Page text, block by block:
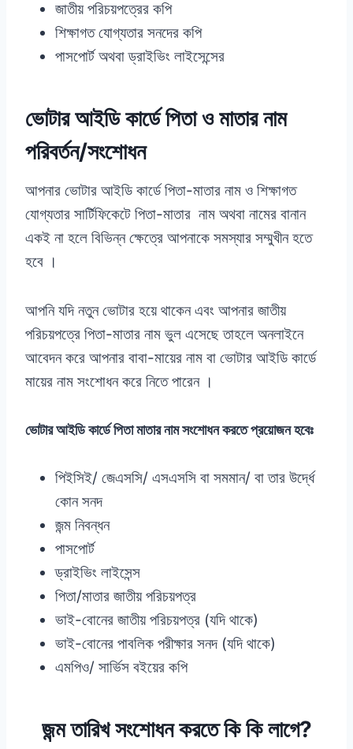
জাতীয় পরিচয়পত্রের কপি
শিক্ষাগত যোগ্যতার সনদের কপি
পাসপোর্ট অথবা ড্রাইভিং লাইসেন্সের
ভোটার আইডি কার্ডে পিতা ও মাতার নাম
পরিবর্তন/সংশোধন
আপনার ভোটার আইডি কার্ডে পিতা-মাতার নাম ও শিক্ষাগত
যোগ্যতার সার্টিফিকেটে পিতা-মাতার নাম অথবা নামের বানান
একই না হলে বিভিন্ন ক্ষেত্রে আপনাকে সমস্যার সম্মুখীন হতে
হবে ।
আপনি যদি নতুন ভোটার হয়ে থাকেন এবং আপনার জাতীয়
পরিচয়পত্রে পিতা-মাতার নাম ভুল এসেছে তাহলে অনলাইনে
আবেদন করে আপনার বাবা-মায়ের নাম বা ভোটার আইডি কার্ডে
মায়ের নাম সংশোধন করে নিতে পারেন ।
ভোটার আইডি কার্ডে পিতা মাতার নাম সংশোধন করতে প্রয়োজন হবেঃ
পিইসিই/ জেএসসি/ এসএসসি বা সমমান/ বা তার উর্দ্ধে
কোন সনদ
জন্ম নিবন্ধন
পাসপোর্ট
ড্রাইভিং লাইসেন্স
পিতা/মাতার জাতীয় পরিচয়পত্র
ভাই-বোনের জাতীয় পরিচয়পত্র (যদি থাকে)
ভাই-বোনের পাবলিক পরীক্ষার সনদ (যদি থাকে)
এমপিও/ সার্ভিস বইয়ের কপি
জন্ম তারিখ সংশোধন করতে কি কি লাগে?